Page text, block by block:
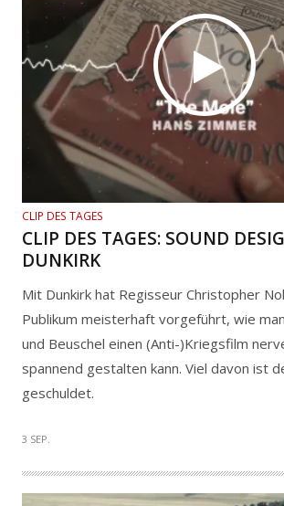
CLIP DES TAGES
CLIP DES TAGES: SOUND
DUNKIRK
Mit Dunkirk hat Regisseur Christopher
Publikum meisterhaft vorgeführt, wie
und Beuschel einen (Anti-)Kriegsfilm
spannend gestalten kann. Viel davon ist
geschuldet.
3 SEP.